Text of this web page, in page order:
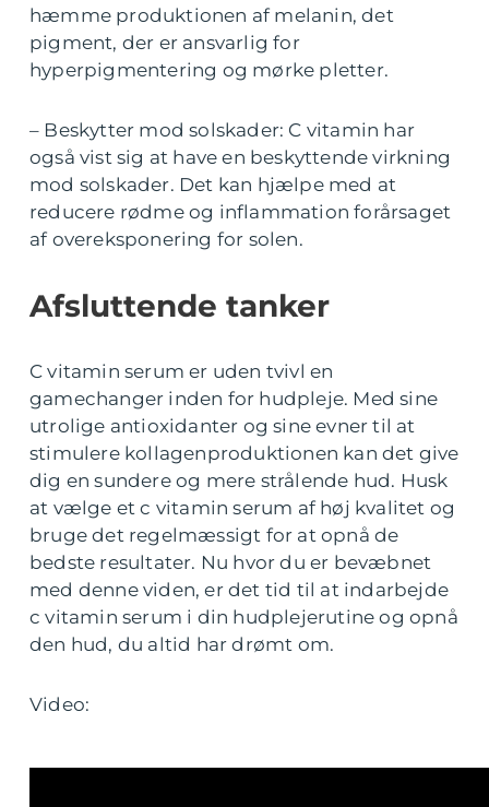
hæmme produktionen af melanin, det
pigment, der er ansvarlig for
hyperpigmentering og mørke pletter.
– Beskytter mod solskader: C vitamin har
også vist sig at have en beskyttende virkning
mod solskader. Det kan hjælpe med at
reducere rødme og inflammation forårsaget
af overeksponering for solen.
Afsluttende tanker
C vitamin serum er uden tvivl en
gamechanger inden for hudpleje. Med sine
utrolige antioxidanter og sine evner til at
stimulere kollagenproduktionen kan det give
dig en sundere og mere strålende hud. Husk
at vælge et c vitamin serum af høj kvalitet og
bruge det regelmæssigt for at opnå de
bedste resultater. Nu hvor du er bevæbnet
med denne viden, er det tid til at indarbejde
c vitamin serum i din hudplejerutine og opnå
den hud, du altid har drømt om.
Video: